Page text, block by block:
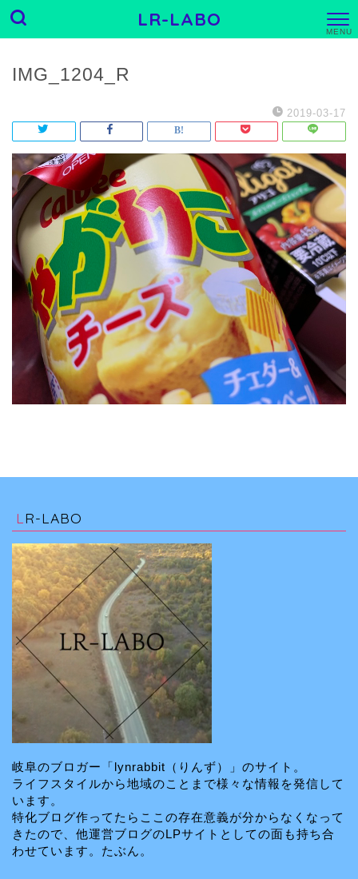
LR-LABO
E
IMG_1204_R
2019-03-17
LR-LABO
岐阜のブロガー「lynrabbit（りんず）」のサイト。
ライフスタイルから地域のことまで様々な情報を発信して
います。
特化ブログ作ってたらここの存在意義が分からなくなって
きたので、他運営ブログのLPサイトとしての面も持ち合
わせています。たぶん。